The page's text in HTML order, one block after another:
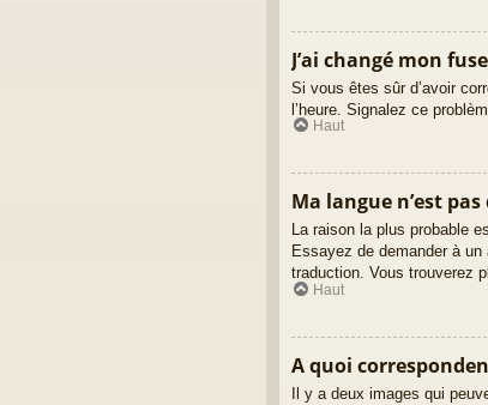
J’ai changé mon
Si vous êtes sûr d’avoir
l’heure. Signalez ce
Haut
Ma langue n’est
La raison la plus probable
Essayez de demander à
traduction. Vous trouverez
Haut
A quoi
Il y a deux images qui